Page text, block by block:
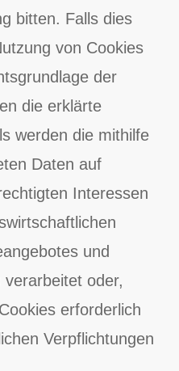
bitten. Falls dies
von Cookies
der
die erklärte
werden die mithilfe
Daten auf
Interessen
und
oder,
erforderlich
Verpflichtungen